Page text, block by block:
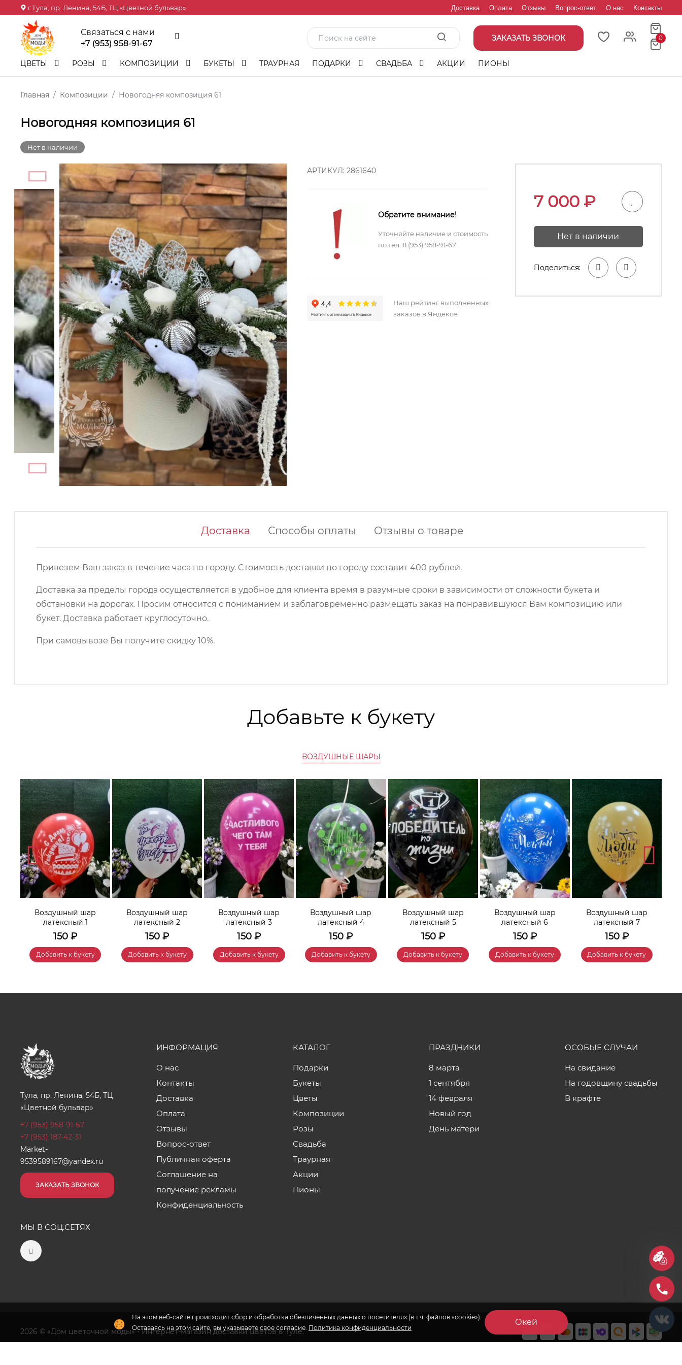
г.Тула, пр. Ленина, 54Б, ТЦ «Цветной бульвар» Доставка Оплата Отзывы Вопрос-ответ О нас Контакты
Связаться с нами
+7 (953) 958-91-67
ЗАКАЗАТЬ ЗВОНОК 0
ЦВЕТЫ РОЗЫ КОМПОЗИЦИИ БУКЕТЫ ТРАУРНАЯ ПОДАРКИ СВАДЬБА АКЦИИ ПИОНЫ
Главная Композиции Новогодняя композиция 61
Новогодняя композиция 61
Нет в наличии
АРТИКУЛ: 2861640
Обратите внимание!
Уточняйте наличие и стоимость
по тел: 8 (953) 958-91-67
Наш рейтинг выполненных
заказов в Яндексе
7 000₽
Нет в наличии
Поделиться:
Доставка Способы оплаты Отзывы о товаре
Привезем Ваш заказ в течение часа по городу. Cтоимость доставки по городу составит 400 рублей.
Доставка за пределы города осуществляется в удобное для клиента время в разумные сроки в зависимости от сложности букета и
обстановки на дорогах. Просим относится с пониманием и заблаговременно размещать заказ на понравившуюся Вам композицию или
букет. Доставка работает круглосуточно.
При самовывозе Вы получите скидку 10%.
Добавьте к букету
ВОЗДУШНЫЕ ШАРЫ
Воздушный шар
латексный 1
150 ₽
Добавить к букету
Воздушный шар
латексный 2
150 ₽
Добавить к букету
Воздушный шар
латексный 3
150 ₽
Добавить к букету
Воздушный шар
латексный 4
150 ₽
Добавить к букету
Воздушный шар
латексный 5
150₽
Добавить к букету
Воздушный шар
латексный 6
150₽
Добавить к букету
Воздушный шар
латексный 7
150₽
Добавить к букету
На этом веб-сайте происходит сбор и обработка обезличенных данных о посетителях (в т.ч. файлов «cookie»).
Оставаясь на этом сайте, вы указываете свое согласие. Политика конфиденциальности
Окей
Тула, пр. Ленина, 54Б, ТЦ
«Цветной бульвар»
+7 (953) 958-91-67
+7 (953) 187-42-31
Market-
9539589167@yandex.ru
ЗАКАЗАТЬ ЗВОНОК
МЫ В СОЦ.СЕТЯХ
ИНФОРМАЦИЯ
О нас
Контакты
Доставка
Оплата
Отзывы
Вопрос-ответ
Публичная оферта
Соглашение на
получение рекламы
Конфиденциальность
КАТАЛОГ
Подарки
Букеты
Цветы
Композиции
Розы
Свадьба
Траурная
Акции
Пионы
ПРАЗДНИКИ
8 марта
1 сентября
14 февраля
Новый год
День матери
ОСОБЫЕ СЛУЧАИ
На свидание
На годовщину свадьбы
В крафте
2026 © «Дом цветочной моды» - Интернет-магазин доставки цветов в Туле.